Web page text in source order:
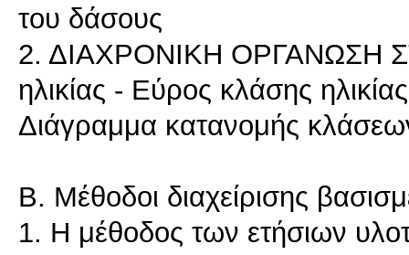
του δάσους
2. ΔΙΑΧΡΟΝΙΚΗ ΟΡΓΑΝΩΣΗ
ηλικίας - Εύρος κλάσης
Διάγραμμα κατανομής
Β. Μέθοδοι διαχείρισης
1. Η μέθοδος των ετήσιων